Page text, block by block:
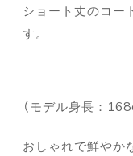
ショート丈のコー
す。
（モデル身長：
おしゃれで鮮やか